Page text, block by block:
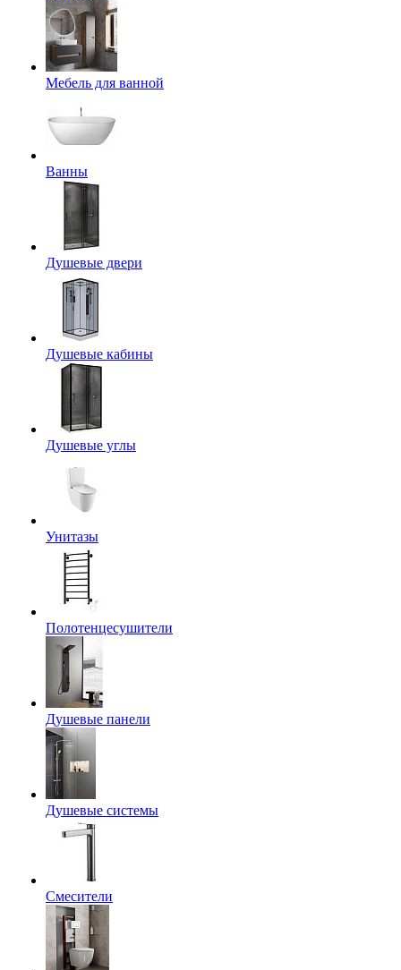
Мебель для ванной
Ванны
Душевые двери
Душевые кабины
Душевые углы
Унитазы
Полотенцесушители
Душевые панели
Душевые системы
Смесители